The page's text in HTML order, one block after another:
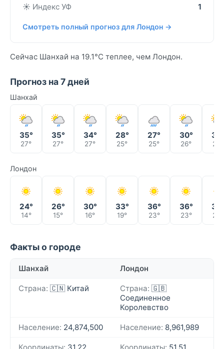
☀️ Индекс УФ 1
Смотреть полный прогноз для Лондон →
Сейчас Шанхай на 19.1°C теплее, чем Лондон.
Прогноз на 7 дней
Шанхай
35°
27°
35°
27°
34°
27°
28°
25°
27°
25°
30°
26° 25°
Лондон
24°
14°
26°
15°
30°
16°
33°
19°
36°
23°
36°
23° 23°
Факты о городе
Шанхай Лондон
Страна: 🇨🇳 Китай Страна: 🇬🇧
Соединенное
Королевство
Население: 24,874,500 Население: 8,961,989